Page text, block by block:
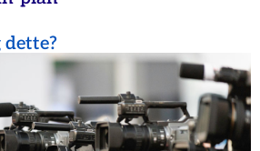
dette?